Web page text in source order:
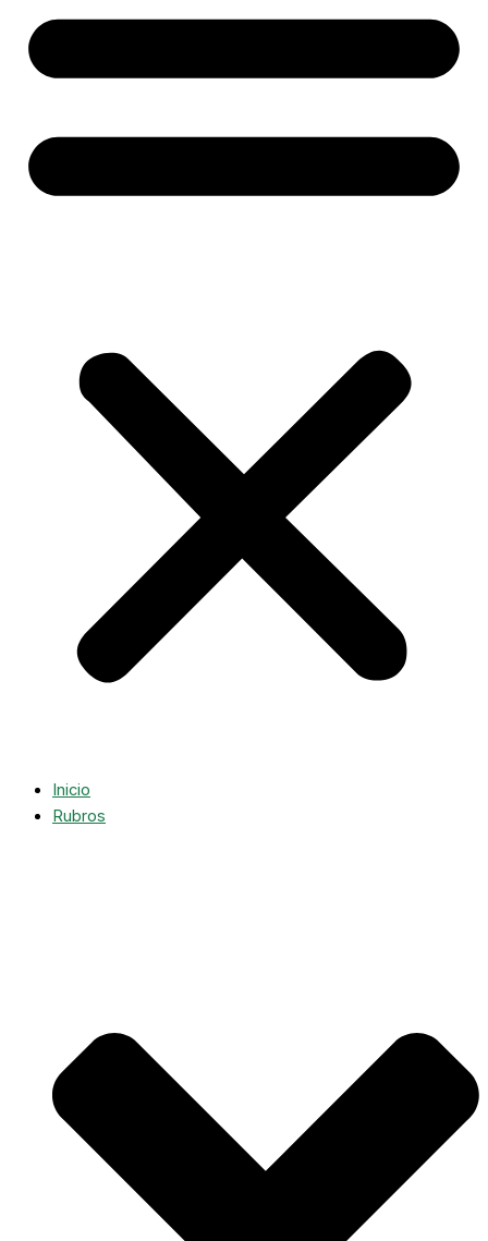
Inicio
Rubros